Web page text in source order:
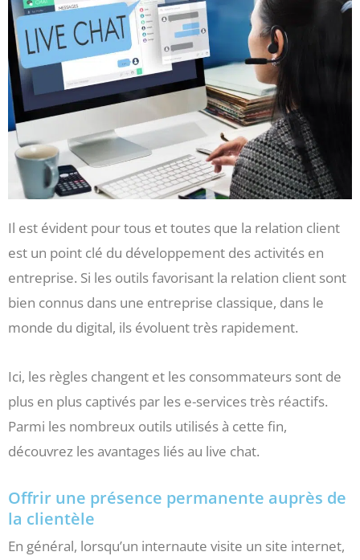
Il est évident pour tous et toutes que la relation client
est un point clé du développement des activités en
entreprise. Si les outils favorisant la relation client sont
bien connus dans une entreprise classique, dans le
monde du digital, ils évoluent très rapidement.
Ici, les règles changent et les consommateurs sont de
plus en plus captivés par les e-services très réactifs.
Parmi les nombreux outils utilisés à cette fin,
découvrez les avantages liés au live chat.
Offrir une présence permanente auprès de
la clientèle
En général, lorsqu’un internaute visite un site internet,